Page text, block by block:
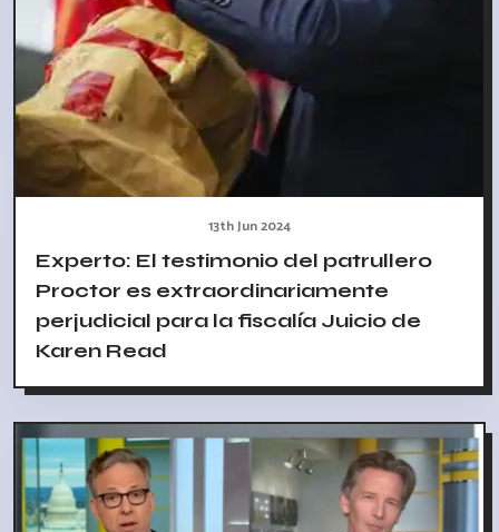
13th Jun 2024
Experto: El testimonio del patrullero
Proctor es extraordinariamente
perjudicial para la fiscalía Juicio de
Karen Read